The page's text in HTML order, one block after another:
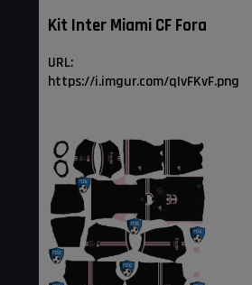
Kit Inter Miami CF Fora
URL:
https://i.imgur.com/qIvFKvF.png